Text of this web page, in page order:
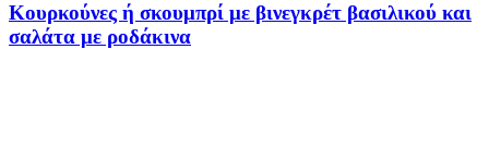
Κουρκούνες ή σκουμπρί με βινεγκρέτ βασιλικού και
σαλάτα με ροδάκινα